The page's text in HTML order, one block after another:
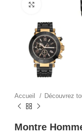
Click to
Accueil Découvrez
Montre